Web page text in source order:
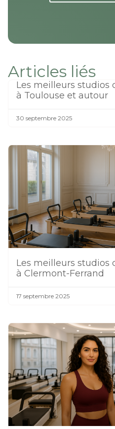
Articles liés
Les meilleurs studios
à Toulouse et autour
30 septembre 2025
Les meilleurs studios
à Clermont-Ferrand
17 septembre 2025